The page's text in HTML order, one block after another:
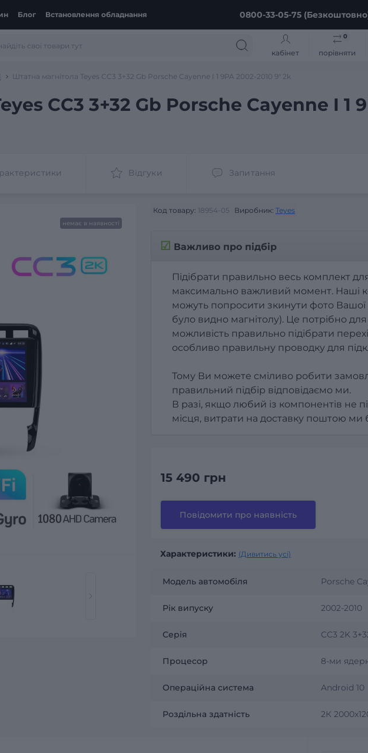
Блог Встановлення обладнання 0800-33-05-75
кабінет порівняти
0
Штатна магнітола Teyes CC3 3+32 Gb Porsche Cayenne I 1 9PA 2002-2010 9" 2k
CC3 3+32 Gb Porsche Cayenne I 1
Відгуки Запитання
немає в наявності
Код товару: 18954-05 Виробник: Teyes
☑ Важливо про підбір
Підібрати правильно весь комплект
максимально важливий момент. Наші
можуть попросити зкинути фото Вашої
було видно магнітолу). Це потрібно
можливість правильно підібрати
особливо правильну проводку для
Тому Ви можете сміливо робити
правильний підбір відповідаємо ми.
В разі, якщо любий із компонентів не
місця, витрати на доставку поштою ми
15 490 грн
Повідомити про наявність
Характеристики: (Дивитись усі)
Модель автомобіля Porsche
Рік випуску 2002-2010
Серія CC3 2K
Процесор 8-ми
Операційна система Android 10
Роздільна здатність 2К